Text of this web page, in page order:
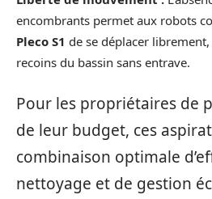
encombrants permet aux robots
Pleco S1 de se déplacer
recoins du bassin sans entrave.
Pour les propriétaires de
de leur budget, ces
combinaison optimale
nettoyage et de gestion